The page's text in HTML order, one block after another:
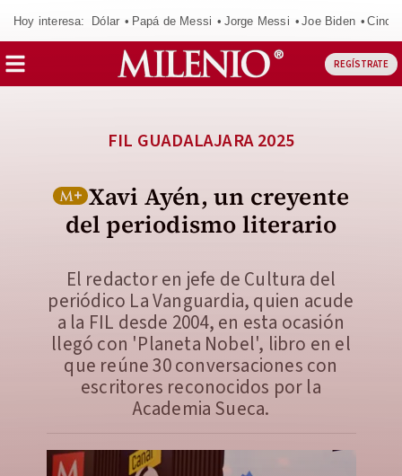
Hoy interesa: Dólar Papá de Messi Jorge Messi Joe Biden
REGÍSTRATE
Xavi Ayén, un creyente
del periodismo literario
FIL GUADALAJARA 2025
El redactor en jefe de Cultura del
periódico La Vanguardia, quien acude
a la FIL desde 2004, en esta ocasión
llegó con 'Planeta Nobel', libro en el
que reúne 30 conversaciones con
escritores reconocidos por la
Academia Sueca.